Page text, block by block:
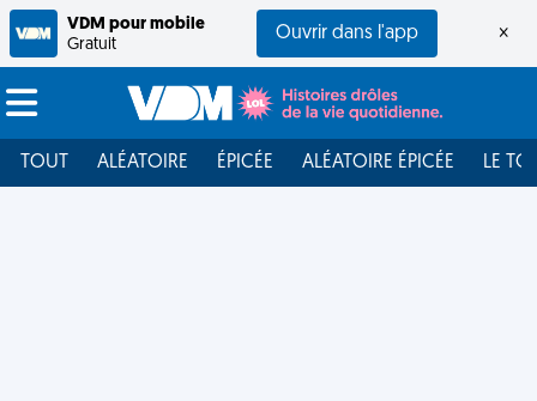
VDM pour mobile
Gratuit
Ouvrir dans l'app ×
TOUT ALÉATOIRE ÉPICÉE ALÉATOIRE ÉPICÉE LE